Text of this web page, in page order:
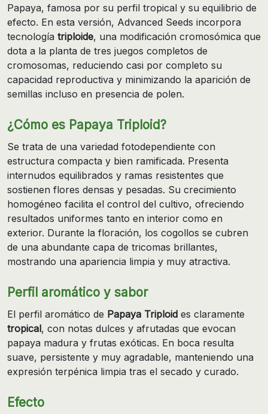
Papaya, famosa por su perfil tropical y su equilibrio de
efecto. En esta versión, Advanced Seeds incorpora
tecnología triploide, una modificación cromosómica que
dota a la planta de tres juegos completos de
cromosomas, reduciendo casi por completo su
capacidad reproductiva y minimizando la aparición de
semillas incluso en presencia de polen.
¿Cómo es Papaya Triploid?
Se trata de una variedad fotodependiente con
estructura compacta y bien ramificada. Presenta
internudos equilibrados y ramas resistentes que
sostienen flores densas y pesadas. Su crecimiento
homogéneo facilita el control del cultivo, ofreciendo
resultados uniformes tanto en interior como en
exterior. Durante la floración, los cogollos se cubren
de una abundante capa de tricomas brillantes,
mostrando una apariencia limpia y muy atractiva.
Perfil aromático y sabor
El perfil aromático de Papaya Triploid es claramente
tropical, con notas dulces y afrutadas que evocan
papaya madura y frutas exóticas. En boca resulta
suave, persistente y muy agradable, manteniendo una
expresión terpénica limpia tras el secado y curado.
Efecto